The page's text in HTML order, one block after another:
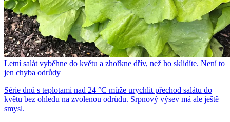
Letní salát vyběhne do květu a zhořkne dřív, než ho sklidíte. Není to
jen chyba odrůdy
Série dnů s teplotami nad 24 °C může urychlit přechod salátu do
květu bez ohledu na zvolenou odrůdu. Srpnový výsev má ale ještě
smysl.